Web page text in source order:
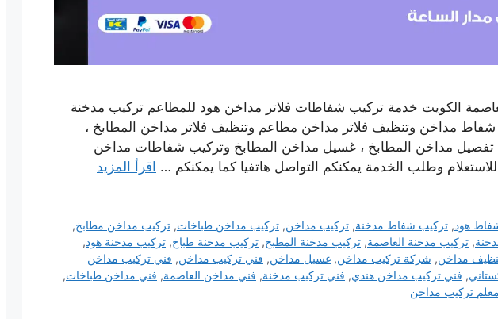
الكويت خدمة تركيب شفاطات فلاتر مداخن هود للمطاعم تركيب مدخنة
مداخن وتنظيف فلاتر مداخن مطاعم وتنظيف فلاتر مداخن المطابخ ،
مداخن المطابخ ، غسيل مداخن المطابخ وتركيب شفاطات مداخن
وطلب الخدمة يمكنكم التواصل هاتفيا كما يمكنكم … اقرأ المزيد
هود,تركيب شفاط مدخنة,تركيب مداخن,تركيب مداخن طباخات,تركيب مداخن مطابخ,
, تركيب مدخنة العاصمة, تركيب مدخنة المطبخ, تركيب مدخنة طباخ, تركيب مدخنة هود,
مداخن, شركة تركيب مداخن, غسيل مداخن, فني تركيب مداخن, فني تركيب مداخن
, فني تركيب مداخن هندي, فني تركيب مدخنة, فني مداخن العاصمة, فني مداخن طباخات,
معلم تركيب مداخن